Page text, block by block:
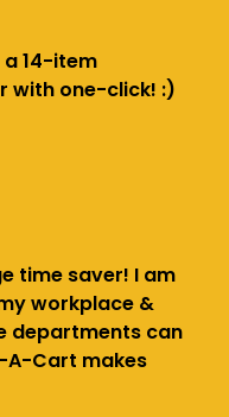
14-item
with one-click! :)
time saver! I am
workplace &
departments can
A-Cart makes